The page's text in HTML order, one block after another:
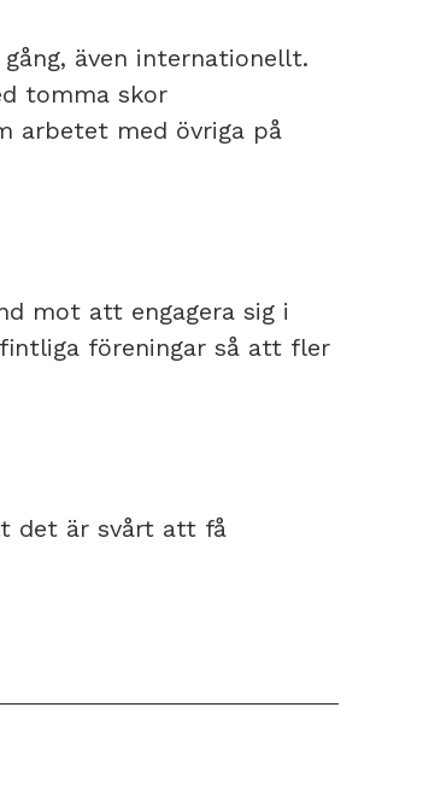
även internationellt.
tomma skor
arbetet med övriga på
mot att engagera sig i
föreningar så att fler
det är svårt att få